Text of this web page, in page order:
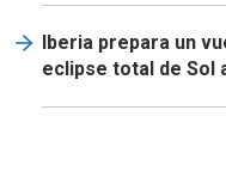
Iberia prepara un
eclipse total de Sol